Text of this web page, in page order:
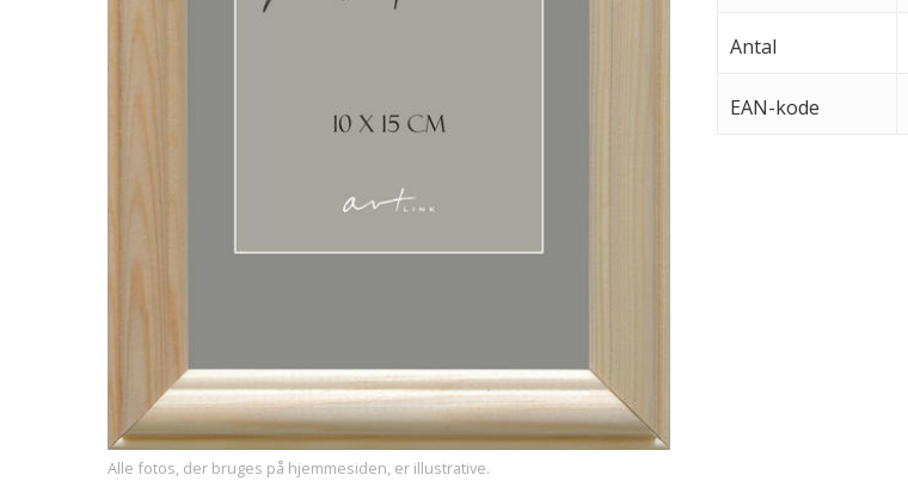
Alle fotos, der bruges på hjemmesiden, er illustrative.
Antal
EAN-kode